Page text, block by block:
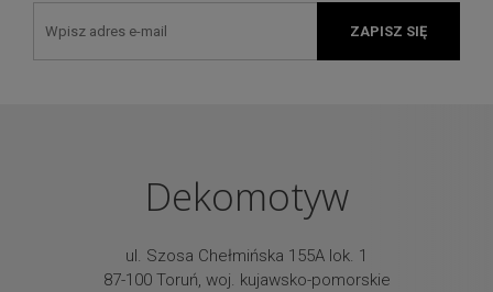
ZAPISZ SIĘ
Dekomotyw
ul. Szosa Chełmińska 155A lok. 1
87-100 Toruń, woj. kujawsko-pomorskie